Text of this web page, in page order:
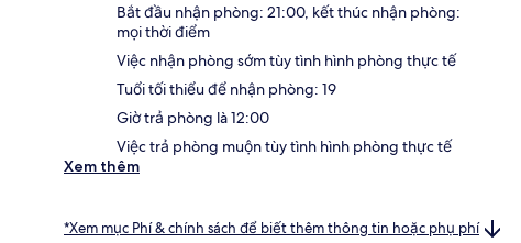
Bắt đầu nhận phòng: 21:00, kết thúc nhận phòng:
mọi thời điểm
Việc nhận phòng sớm tùy tình hình phòng thực tế
Tuổi tối thiểu để nhận phòng: 19
Giờ trả phòng là 12:00
Việc trả phòng muộn tùy tình hình phòng thực tế
Xem thêm
*Xem mục Phí & chính sách để biết thêm thông tin hoặc phụ phí